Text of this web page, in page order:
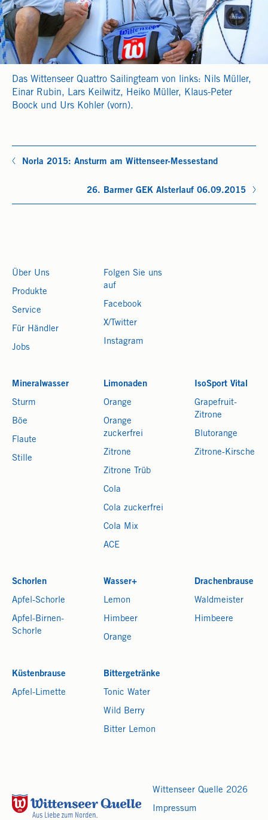
Das Wittenseer Quattro Sailingteam von links: Nils Müller,
Einar Rubin, Lars Keilwitz, Heiko Müller, Klaus-Peter
Boock und Urs Kohler (vorn).
Norla 2015: Ansturm am Wittenseer-Messestand
26. Barmer GEK Alsterlauf 06.09.2015
Mineralwasser
Sturm
Böe
Flaute
Stille
Limonaden
Orange
Orange
zuckerfrei
Zitrone
Zitrone Trüb
Cola
Cola zuckerfrei
Cola Mix
ACE
IsoSport Vital
Grapefruit-
Zitrone
Blutorange
Zitrone-Kirsche
Schorlen
Apfel-Schorle
Apfel-Birnen-
Schorle
Wasser+
Lemon
Himbeer
Orange
Drachenbrause
Waldmeister
Himbeere
Küstenbrause
Apfel-Limette
Bittergetränke
Tonic Water
Wild Berry
Bitter Lemon
Über Uns
Produkte
Service
Für Händler
Jobs
Folgen Sie uns
auf
Facebook
X/Twitter
Instagram
Wittenseer Quelle 2026
Impressum